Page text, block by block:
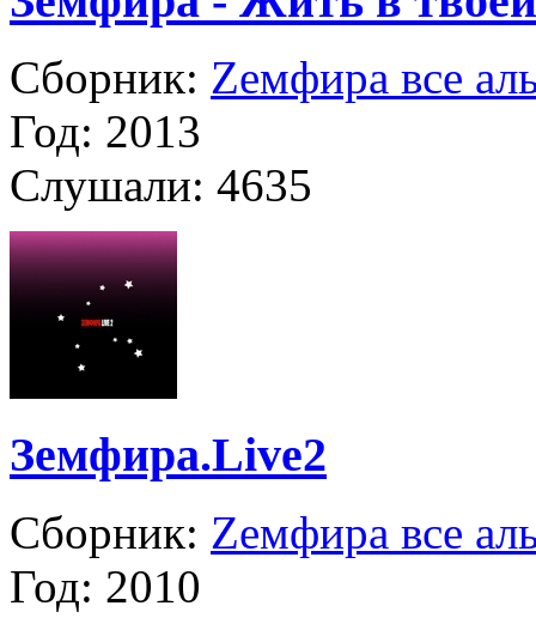
Сборник: Zемфира все
Год: 2013
Слушали: 4635
Земфира.Live2
Сборник: Zемфира все
Год: 2010